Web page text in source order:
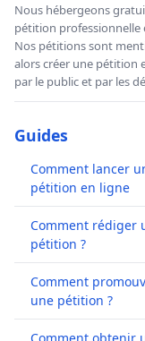
Nous hébergeons
pétition professionnelle
Nos pétitions sont
alors créer une pétition
par le public et par les
Guides
Comment lancer
pétition en ligne
Comment rédiger
pétition ?
Comment
une pétition ?